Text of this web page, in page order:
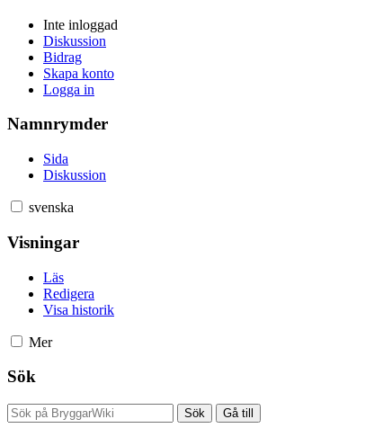
Inte inloggad
Diskussion
Bidrag
Skapa konto
Logga in
Namnrymder
Sida
Diskussion
svenska
Visningar
Läs
Redigera
Visa historik
Mer
Sök